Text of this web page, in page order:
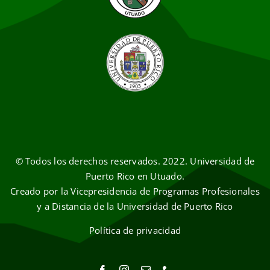
© Todos los derechos reservados. 2022. Universidad de
Puerto Rico en Utuado.
Creado por la Vicepresidencia de Programas Profesionales
y a Distancia de la Universidad de Puerto Rico
Política de privacidad